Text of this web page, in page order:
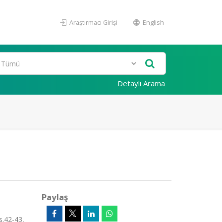
Araştırmacı Girişi English
Detaylı Arama
43,
Paylaş